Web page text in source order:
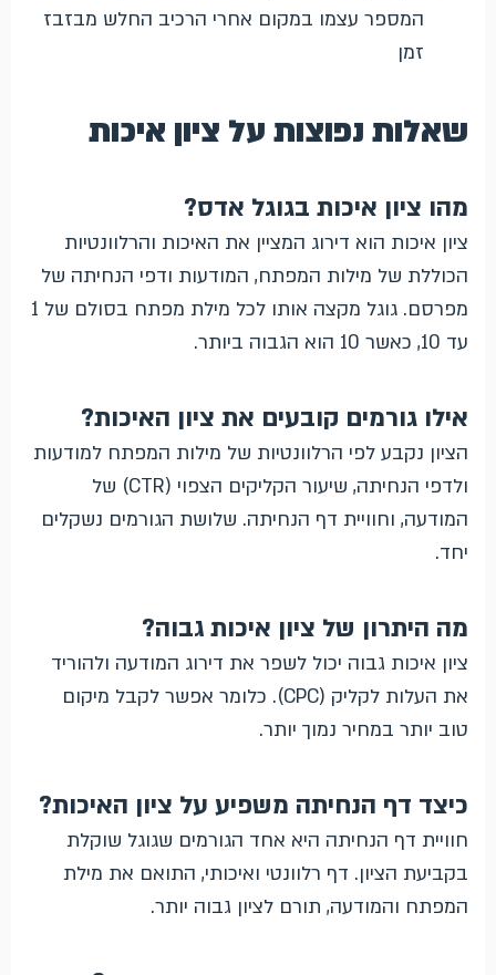
המספר עצמו במקום אחרי הרכיב החלש מבזבז
זמן
שאלות נפוצות על ציון איכות
מהו ציון איכות בגוגל אדס?
ציון איכות הוא דירוג המציין את האיכות והרלוונטיות
הכוללת של מילות המפתח, המודעות ודפי הנחיתה של
מפרסם. גוגל מקצה אותו לכל מילת מפתח בסולם של 1
עד 10, כאשר 10 הוא הגבוה ביותר.
אילו גורמים קובעים את ציון האיכות?
הציון נקבע לפי הרלוונטיות של מילות המפתח למודעות
ולדפי הנחיתה, שיעור הקליקים הצפוי (CTR) של
המודעה, וחוויית דף הנחיתה. שלושת הגורמים נשקלים
יחד.
מה היתרון של ציון איכות גבוה?
ציון איכות גבוה יכול לשפר את דירוג המודעה ולהוריד
את העלות לקליק (CPC). כלומר אפשר לקבל מיקום
טוב יותר במחיר נמוך יותר.
כיצד דף הנחיתה משפיע על ציון האיכות?
חוויית דף הנחיתה היא אחד הגורמים שגוגל שוקלת
בקביעת הציון. דף רלוונטי ואיכותי, התואם את מילת
המפתח והמודעה, תורם לציון גבוה יותר.